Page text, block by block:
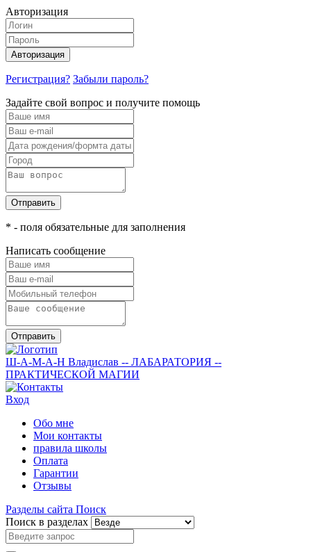
Авторизация
Авторизация
Регистрация? Забыли пароль?
Задайте свой вопрос и получите помощь
Отправить
* - поля обязательные для заполнения
Написать сообщение
Отправить
Ш-А-М-А-Н Владислав -- ЛАБАРАТОРИЯ --
ПРАКТИЧЕСКОЙ МАГИИ
Вход
Обо мне
Мои контакты
правила школы
Оплата
Гарантии
Отзывы
Разделы сайта Поиск
Поиск в разделах